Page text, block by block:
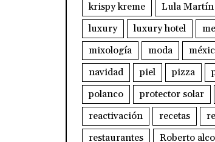
krispy kreme
Lula Martín
luxury
luxury hotel
mixología
moda
navidad
piel pizza
polanco
protector solar
reactivación
recetas
restaurantes
Roberto